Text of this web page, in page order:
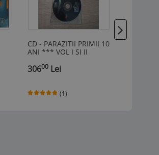
CD - PARAZITII PRIMII 10
ANI *** VOL I SI II
30600Lei
(1)